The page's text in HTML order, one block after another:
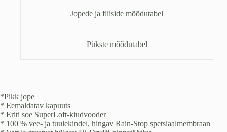
Jopede ja fliiside mõõdutabel
Pükste mõõdutabel
*Pikk jope
* Eemaldatav kapuuts
* Eriti soe SuperLoft-kiudvooder
* 100 % vee- ja tuulekindel, hingav Rain-Stop spetsiaalmembraan